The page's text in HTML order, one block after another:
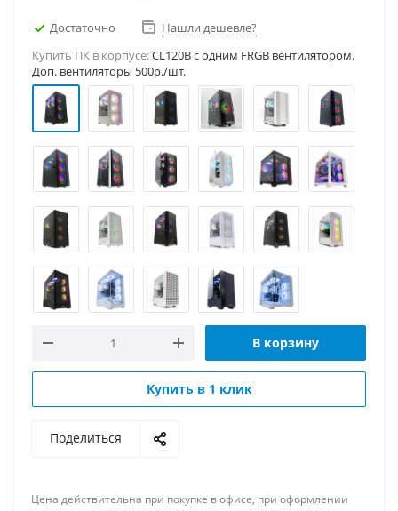
Достаточно
Нашли дешевле?
Купить ПК в корпусе:CL120B c одним FRGB вентилятором.
Доп. вентиляторы 500р./шт.
В корзину
Купить в 1 клик
Поделиться
Цена действительна при покупке в офисе, при оформлении